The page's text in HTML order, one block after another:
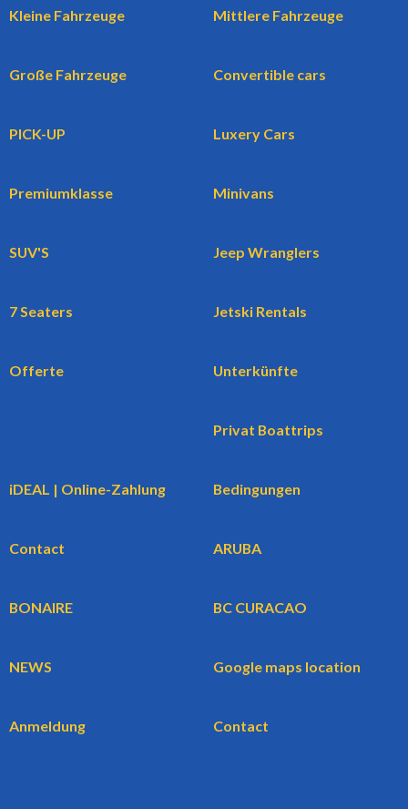
Kleine Fahrzeuge Mittlere Fahrzeuge
Große Fahrzeuge Convertible cars
PICK-UP Luxery Cars
Premiumklasse Minivans
SUV'S Jeep Wranglers
7 Seaters Jetski Rentals
Offerte Unterkünfte
Privat Boattrips
iDEAL | Online-Zahlung Bedingungen
Contact ARUBA
BONAIRE BC CURACAO
NEWS Google maps location
Anmeldung Contact